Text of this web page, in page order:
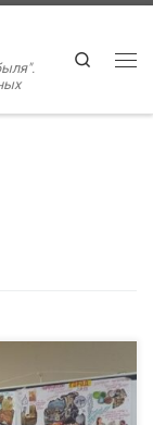
Search
приглашает